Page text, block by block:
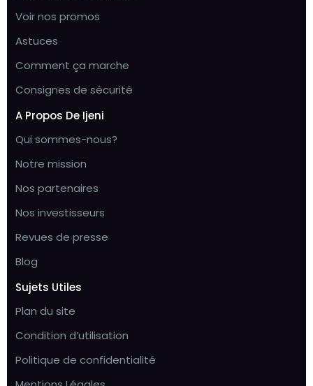
Voir nos promos
Astuces
Comment ça marche
Consignes de sécurité
A Propos De Ijeni
Qui sommes-nous?
Notre mission
Nos partenaires
Nos investisseurs
Revues de presse
Blog
Sujets Utiles
Plan du site
Condition d’utilisation
Politique de confidentialité